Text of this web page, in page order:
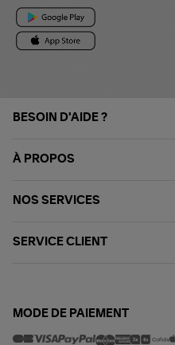
BESOIN D'AIDE ?
À PROPOS
NOS SERVICES
SERVICE CLIENT
MODE DE PAIEMENT